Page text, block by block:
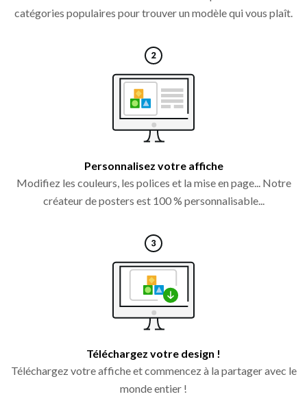
catégories populaires pour trouver un modèle qui vous plaît.
Personnalisez votre affiche
Modifiez les couleurs, les polices et la mise en page... Notre
créateur de posters est 100 % personnalisable...
Téléchargez votre design !
Téléchargez votre affiche et commencez à la partager avec le
monde entier !